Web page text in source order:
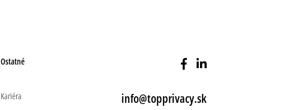
Ostatné
Kariéra
info@topprivacy.sk